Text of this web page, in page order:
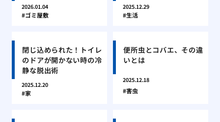
2026.01.04
ゴミ屋敷
2025.12.29
生活
閉じ込められた！トイレ
のドアが開かない時の冷
静な脱出術
2025.12.20
家
便所虫とコバエ、その違
いとは
2025.12.18
害虫